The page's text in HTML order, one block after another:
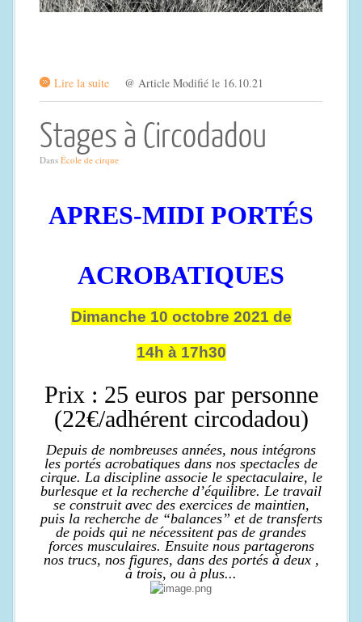
Lire la suite @ Article Modifié le 16.10.21
Stages à Circodadou
Dans École de cirque
APRES-MIDI PORTÉS
ACROBATIQUES
Dimanche 10 octobre 2021 de
14h à 17h30
Prix : 25 euros par personne
(22€/adhérent circodadou)
Depuis de nombreuses années, nous intégrons
les portés acrobatiques dans nos spectacles de
cirque. La discipline associe le spectaculaire, le
burlesque et la recherche d’équilibre. Le travail
se construit avec des exercices de maintien,
puis la recherche de “balances” et de transferts
de poids qui ne nécessitent pas de grandes
forces musculaires. Ensuite nous partagerons
nos trucs, nos figures, dans des portés à deux ,
à trois, ou à plus...